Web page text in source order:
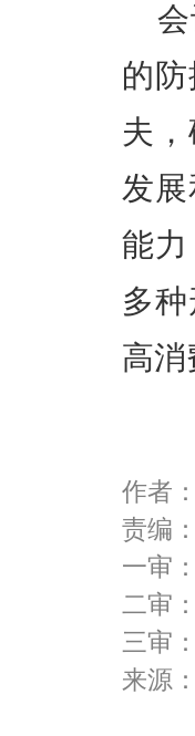
的
夫
发
能
多
高消
作者
责编
一审
二审
三审
来源